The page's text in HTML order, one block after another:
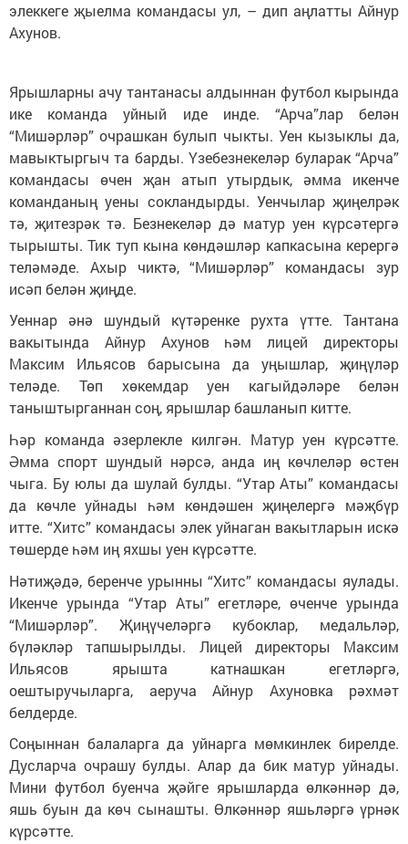
элеккеге җыелма командасы ул, – дип аңлатты Айнур
Ахунов.
Ярышларны ачу тантанасы алдыннан футбол кырында
ике команда уйный иде инде. “Арча”лар белән
“Мишәрләр” очрашкан булып чыкты. Уен кызыклы да,
мавыктыргыч та барды. Үзебезнекеләр буларак “Арча”
командасы өчен җан атып утырдык, әмма икенче
команданың уены сокландырды. Уенчылар җиңелрәк
тә, җитезрәк тә. Безнекеләр дә матур уен күрсәтергә
тырышты. Тик туп кына көндәшләр капкасына керергә
теләмәде. Ахыр чиктә, “Мишәрләр” командасы зур
исәп белән җиңде.
Уеннар әнә шундый күтәренке рухта үтте. Тантана
вакытында Айнур Ахунов һәм лицей директоры
Максим Ильясов барысына да уңышлар, җиңүләр
теләде. Төп хөкемдар уен кагыйдәләре белән
таныштырганнан соң, ярышлар башланып китте.
Һәр команда әзерлекле килгән. Матур уен күрсәтте.
Әмма спорт шундый нәрсә, анда иң көчлеләр өстен
чыга. Бу юлы да шулай булды. “Утар Аты” командасы
да көчле уйнады һәм көндәшен җиңелергә мәҗбүр
итте. “Хитс” командасы элек уйнаган вакытларын искә
төшерде һәм иң яхшы уен күрсәтте.
Нәтиҗәдә, беренче урынны “Хитс” командасы яулады.
Икенче урында “Утар Аты” егетләре, өченче урында
“Мишәрләр”. Җиңүчеләргә кубоклар, медальләр,
бүләкләр тапшырылды. Лицей директоры Максим
Ильясов ярышта катнашкан егетләргә,
оештыручыларга, аеруча Айнур Ахуновка рәхмәт
белдерде.
Соңыннан балаларга да уйнарга мөмкинлек бирелде.
Дусларча очрашу булды. Алар да бик матур уйнады.
Мини футбол буенча җәйге ярышларда өлкәннәр дә,
яшь буын да көч сынашты. Өлкәннәр яшьләргә үрнәк
күрсәтте.